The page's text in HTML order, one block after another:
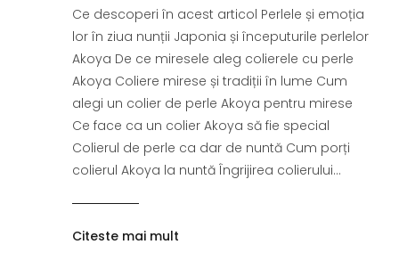
Ce descoperi în acest articol Perlele și emoția
lor în ziua nunții Japonia și începuturile perlelor
Akoya De ce miresele aleg colierele cu perle
Akoya Coliere mirese și tradiții în lume Cum
alegi un colier de perle Akoya pentru mirese
Ce face ca un colier Akoya să fie special
Colierul de perle ca dar de nuntă Cum porți
colierul Akoya la nuntă Îngrijirea colierului...
Citeste mai mult